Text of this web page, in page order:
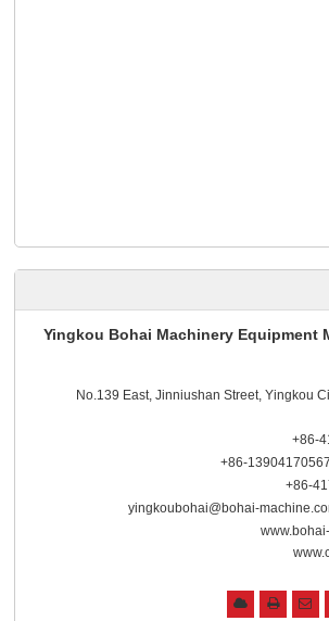
Yingkou Bohai Machinery Equipment
No.139 East, Jinniushan Street, Yingkou
+86-
+86-13904170567
+86-
yingkoubohai@bohai-